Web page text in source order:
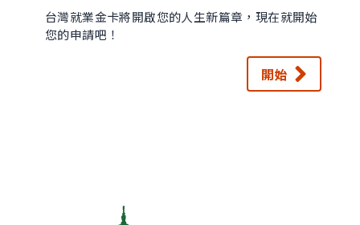
台灣就業金卡將開啟您的人生新篇章，現在就開始
您的申請吧！
開始